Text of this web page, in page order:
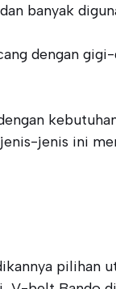
banyak
dengan
jenis ini
pilihan